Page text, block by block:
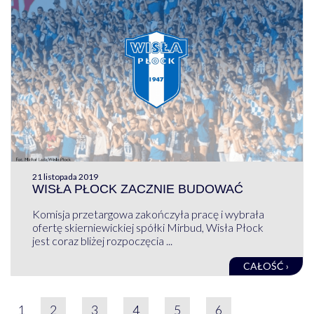
21 listopada 2019
WISŁA PŁOCK ZACZNIE BUDOWAĆ
Komisja przetargowa zakończyła pracę i wybrała
ofertę skierniewickiej spółki Mirbud, Wisła Płock
jest coraz bliżej rozpoczęcia ...
CAŁOŚĆ ›
1 2 3 4 5 6